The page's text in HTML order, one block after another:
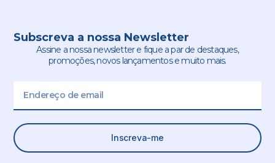
Subscreva a nossa Newsletter
Assine a nossa newsletter e fique a par de destaques,
promoções, novos lançamentos e muito mais.
Inscreva-me